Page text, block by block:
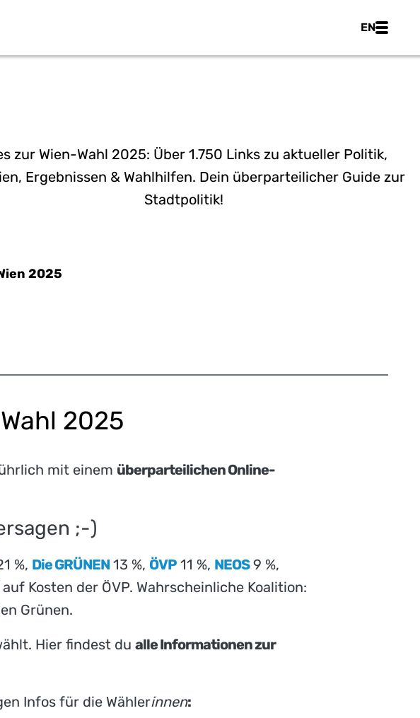
EN
Main
zur Wien-Wahl 2025: Über 1.750 Links zu aktueller Politik,
Ergebnissen & Wahlhilfen. Dein überparteilicher Guide zur
Stadtpolitik!
2025
2025
mit einem überparteilichen Online-
;-)
%, Die GRÜNEN 13 %, ÖVP 11 %, NEOS9 %,
Kosten der ÖVP. Wahrscheinliche Koalition:
Grünen.
Hier findest du alle Informationen zur
Infos für die Wählerinnen: